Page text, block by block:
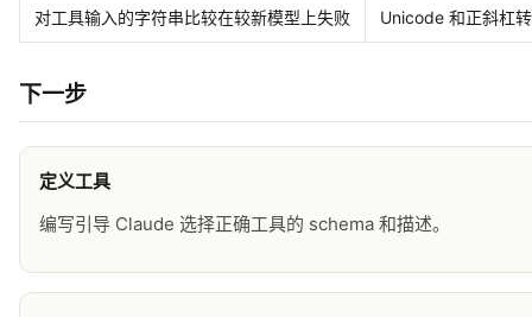
对工具输入的字符串比较在较新模型上失败 Unicode 和正斜杠
下一步
定义工具
编写引导 Claude 选择正确工具的 schema 和描述。